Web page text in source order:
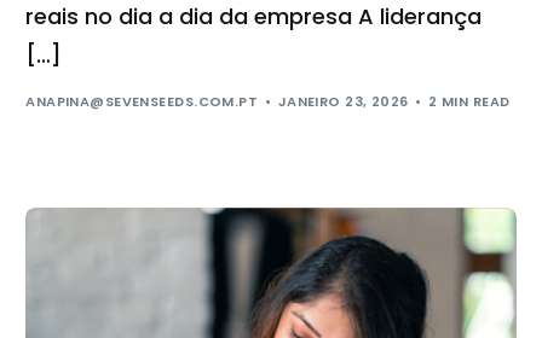
reais no dia a dia da empresa A liderança
[…]
ANAPINA@SEVENSEEDS.COM.PT JANEIRO 23, 2026 2 MIN READ